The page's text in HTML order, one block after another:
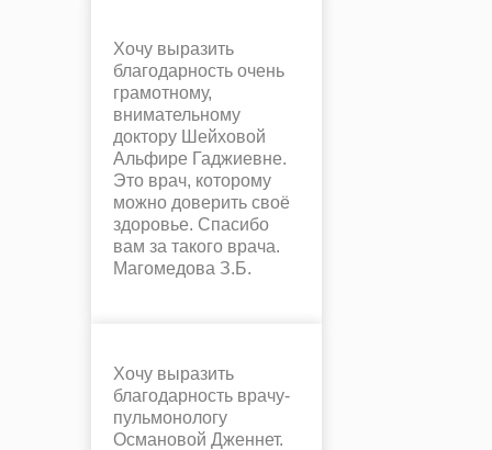
Хочу выразить
благодарность очень
грамотному,
внимательному
доктору Шейховой
Альфире Гаджиевне.
Это врач, которому
можно доверить своё
здоровье. Спасибо
вам за такого врача.
Магомедова З.Б.
Хочу выразить
благодарность врачу-
пульмонологу
Османовой Дженнет.